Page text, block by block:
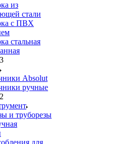
из
стали
с ПВХ
стальная
Absolut
ручные
и труборезы
для